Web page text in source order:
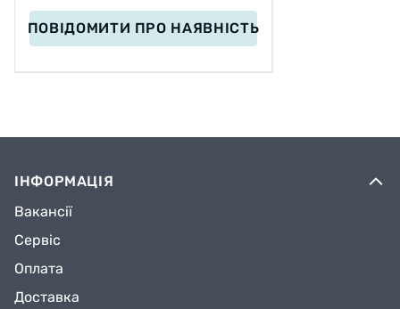
ПОВІДОМИТИ ПРО НАЯВНІСТЬ
ІНФОРМАЦІЯ
Вакансії
Сервіс
Оплата
Доставка